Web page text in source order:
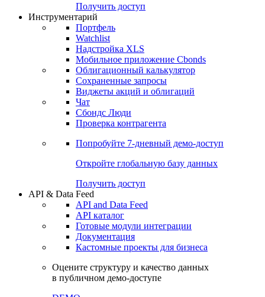
Получить доступ
Инструментарий
Портфель
Watchlist
Надстройка XLS
Мобильное приложение Cbonds
Облигационный калькулятор
Сохраненные запросы
Виджеты акций и облигаций
Чат
Сбондс Люди
Проверка контрагента
Попробуйте 7-дневный демо-доступ
Откройте глобальную базу данных
Получить доступ
API & Data Feed
API and Data Feed
API каталог
Готовые модули интеграции
Документация
Кастомные проекты для бизнеса
Оцените структуру и качество данных
в публичном демо-доступе